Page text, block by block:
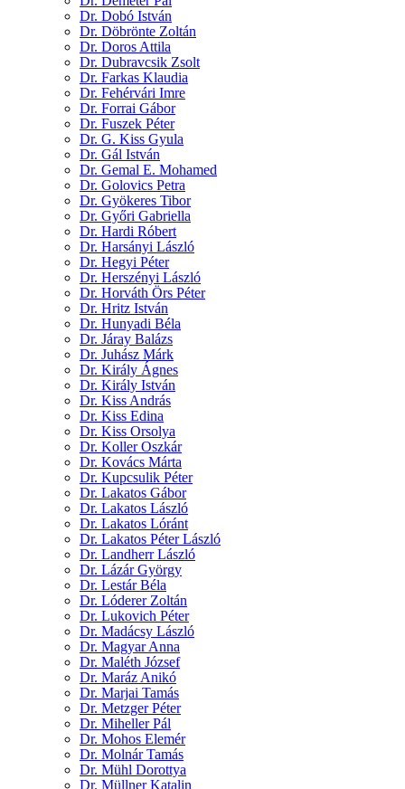
Dr. Dobó István
Dr. Döbrönte Zoltán
Dr. Doros Attila
Dr. Dubravcsik Zsolt
Dr. Farkas Klaudia
Dr. Fehérvári Imre
Dr. Forrai Gábor
Dr. Fuszek Péter
Dr. G. Kiss Gyula
Dr. Gál István
Dr. Gemal E. Mohamed
Dr. Golovics Petra
Dr. Gyökeres Tibor
Dr. Győri Gabriella
Dr. Hardi Róbert
Dr. Harsányi László
Dr. Hegyi Péter
Dr. Herszényi László
Dr. Horváth Örs Péter
Dr. Hritz István
Dr. Hunyadi Béla
Dr. Járay Balázs
Dr. Juhász Márk
Dr. Király Ágnes
Dr. Király István
Dr. Kiss András
Dr. Kiss Edina
Dr. Kiss Orsolya
Dr. Koller Oszkár
Dr. Kovács Márta
Dr. Kupcsulik Péter
Dr. Lakatos Gábor
Dr. Lakatos László
Dr. Lakatos Lóránt
Dr. Lakatos Péter László
Dr. Landherr László
Dr. Lázár György
Dr. Lestár Béla
Dr. Lóderer Zoltán
Dr. Lukovich Péter
Dr. Madácsy László
Dr. Magyar Anna
Dr. Maléth József
Dr. Maráz Anikó
Dr. Marjai Tamás
Dr. Metzger Péter
Dr. Miheller Pál
Dr. Mohos Elemér
Dr. Molnár Tamás
Dr. Mühl Dorottya
Dr. Müllner Katalin